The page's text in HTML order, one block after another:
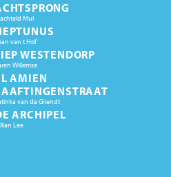
Mul
van t Hof
WESTENDORP
Willemse
AMIEN
van de Griendt
ARCHIPEL
Lee